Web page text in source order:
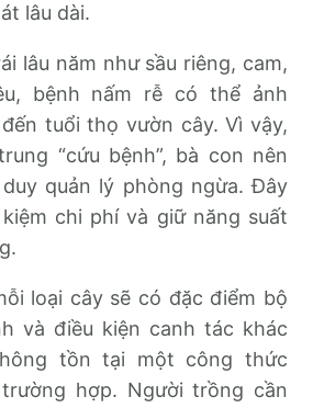
lâu dài.
lâu năm như sầu riêng, cam,
bệnh nấm rễ có thể ảnh
tuổi thọ vườn cây. Vì vậy,
“cứu bệnh”, bà con nên
quản lý phòng ngừa. Đây
chi phí và giữ năng suất
loại cây sẽ có đặc điểm bộ
và điều kiện canh tác khác
tồn tại một công thức
hợp. Người trồng cần